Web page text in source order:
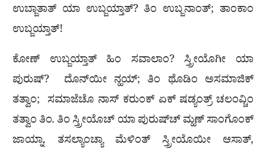
ಉಬ್ಜಾತಾತ್ ಯಾ ಉಬ್ಜಯ್ತಾತ್? ತಿಂ ಉಬ್ಜನಾಂತ್; ತಾಂಕಾಂ
ಉಬ್ಜಯ್ತಾತ್!
ಕೋಣ್ ಉಬ್ಜಯ್ತಾತ್ ಹಿಂ ಸವಾಲಾಂ? ಸ್ತ್ರೀಯೊಗೀ ಯಾ
ಪುರುಷ್? ದೊನ್‍ಯೀ ನ್ಹಯ್; ತಿಂ ಥೊಡಿಂ ಅಸಮಾಜಿಕ್
ತತ್ವಾಂ; ಸಮಾಜೆಚೊ ನಾಸ್ ಕರುಂಕ್ ಏಕ್ ಷಡ್ಯಂತ್ರ್ ಚಲಂವ್ಚಿಂ
ತತ್ವಾಂ ತಿಂ. ತಿಂ ಸ್ತ್ರೀಯೊಚ್ ಯಾ ಪುರುಷ್‍ಚ್ ಮ್ಹಣ್ ಸಾಂಗೊಂಕ್
ಜಾಯ್ನಾ. ತಸಲ್ಯಾಂಚ್ಯಾ ಮೆಳಿಂತ್ ಸ್ತ್ರೀಯೊಯೀ ಆಸಾತ್,